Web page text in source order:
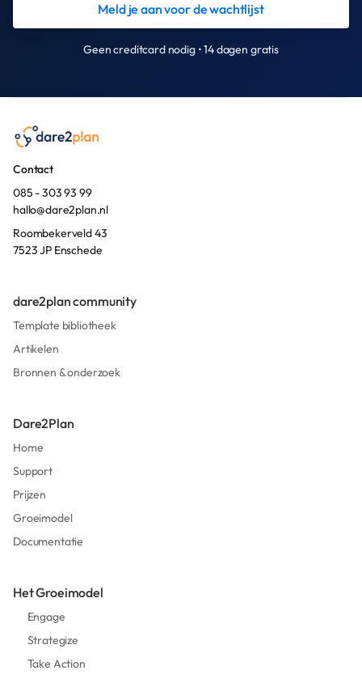
Meld je aan voor de wachtlijst
Geen creditcard nodig • 14 dagen gratis
Contact
085 - 303 93 99
hallo@dare2plan.nl
Roombekerveld 43
7523 JP Enschede
dare2plan community
Template bibliotheek
Artikelen
Bronnen & onderzoek
Dare2Plan
Home
Support
Prijzen
Groeimodel
Documentatie
Het Groeimodel
Engage
Strategize
Take Action